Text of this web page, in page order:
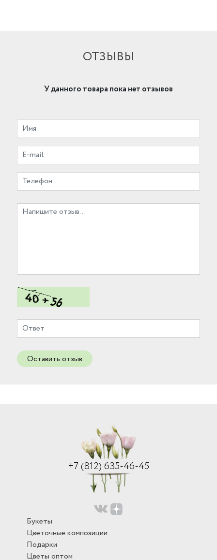
ОТЗЫВЫ
У данного товара пока нет отзывов
Оставить отзыв
+7 (812) 635-46-45
Букеты
Цветочные композиции
Подарки
Цветы оптом